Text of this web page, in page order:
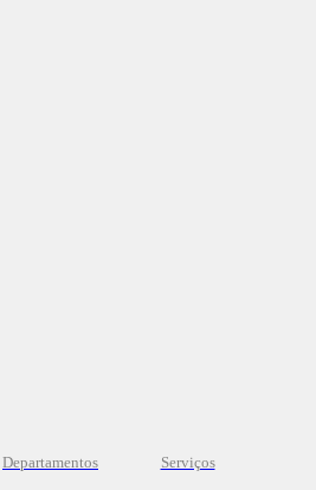
Departamentos Serviços